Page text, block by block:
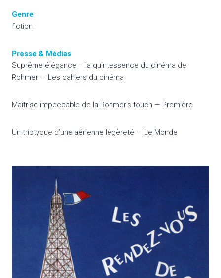
Genre
fiction
Presse & Médias
Suprême élégance – la quintessence du cinéma de
Rohmer — Les cahiers du cinéma
Maîtrise impeccable de la Rohmer’s touch — Première
Un triptyque d’une aérienne légèreté — Le Monde